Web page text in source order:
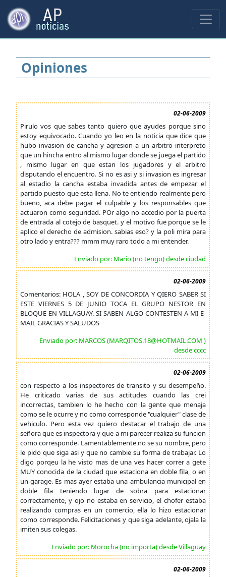
Opiniones
02-06-2009
Pirulo vos que sabes tanto quiero que ayudes porque sino
estoy equivocado. Cuando yo leo en la noticia que dice que
hubo invasion de cancha y agresion a un arbitro interpreto
que un hincha entro al mismo lugar donde se juega el partido
, mismo lugar en que estan los jugadores y el arbitro
disputando el encuentro. Si no es asi y si invasion es ingresar
al estadio la cancha estaba invadida antes de empezar el
partido puesto que esta llena. No te entiendo realmente pero
bueno, aca debe pagar el culpable y los responsables que
actuaron como seguridad. POr algo no accedio por la puerta
de entrada al cotejo de basquet. y el motivo fue porque se le
aplico el derecho de admision. sabias eso? y la poli mira para
otro lado y entra??? mmm muy raro todo a mi entender.
Enviado por: Mario (no tengo) desde ciudad
02-06-2009
Comentarios: HOLA , SOY DE CONCORDIA Y QIERO SABER SI
ESTE VIERNES 5 DE JUNIO TOCA EL GRUPO NESTOR EN
BLOQUE EN VILLAGUAY. SI SABEN ALGO CONTESTEN A MI E-
MAIL GRACIAS Y SALUDOS
Enviado por: MARCOS (MARQITOS.18@HOTMAIL.COM )
desde cccc
02-06-2009
con respecto a los inspectores de transito y su desempeño.
He criticado varias de sus actitudes cuando las crei
incorrectas, tambien lo he hecho con la gente que menaja
como se le ocurre y no como corresponde "cualquier" clase de
vehiculo. Pero esta vez quiero destacar el trabajo de una
señora que es inspectora y que a mi parecer realiza su funcion
como corresponde. Lamentablemente no se su nombre, pero
le pido que siga asi y que no cambie su forma de trabajar. Lo
digo porqeu la he visto mas de una ves hacer correr a gete
MUY conocida de la ciudad que estaciona en doble fila, o en
un garage. Es mas ayer estaba una ambulancia municipal en
doble fila teniendo lugar de sobra para estacionar
correctamente, y ojo no estaba en servicio, el chofer estaba
realizando compras en un comercio, ella lo hizo estacionar
como corresponde. Felicitaciones y que siga adelante, ojala la
imiten sus colegas.
Enviado por: Morocha (no importa) desde Villaguay
02-06-2009